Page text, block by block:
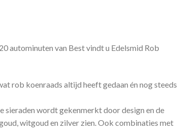
autominuten van Best vindt u Edelsmid Rob
rob koenraads altijd heeft gedaan én nog steeds
sieraden wordt gekenmerkt door design en de
witgoud en zilver zien. Ook combinaties met